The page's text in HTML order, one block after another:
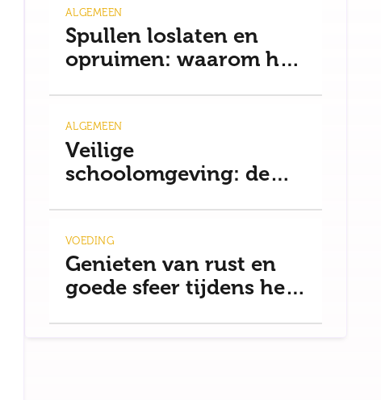
ALGEMEEN
Spullen loslaten en
opruimen: waarom het
ALGEMEEN
Veilige
schoolomgeving: de
VOEDING
Genieten van rust en
goede sfeer tijdens het